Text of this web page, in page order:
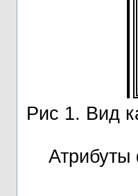
Рис 1. Вид
Атрибуты